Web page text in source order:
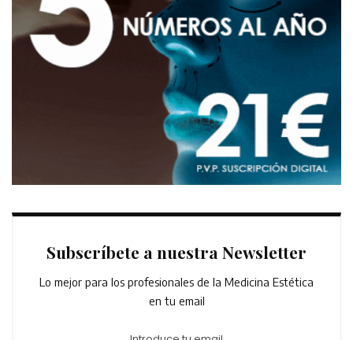
Subscríbete a nuestra Newsletter
Lo mejor para los profesionales de la Medicina Estética
en tu email